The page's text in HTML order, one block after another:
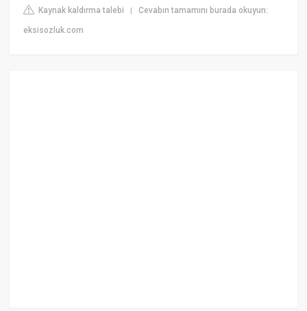
Kaynak kaldırma talebi |Cevabın tamamını burada okuyun:
eksisozluk.com